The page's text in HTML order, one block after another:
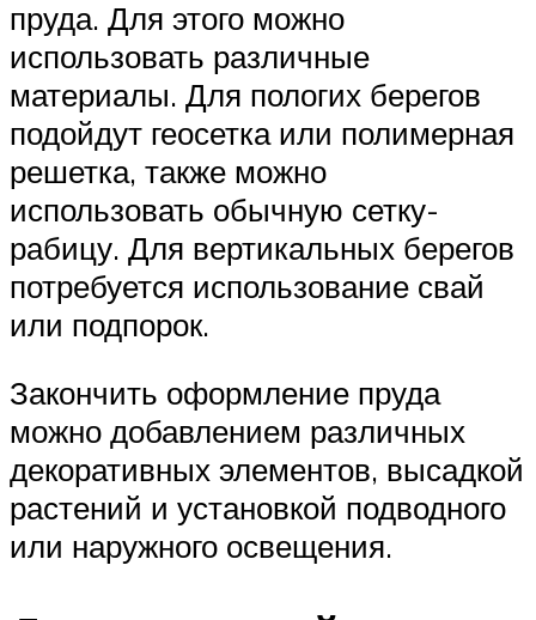
пруда. Для этого можно
использовать различные
материалы. Для пологих берегов
подойдут геосетка или полимерная
решетка, также можно
использовать обычную сетку-
рабицу. Для вертикальных берегов
потребуется использование свай
или подпорок.
Закончить оформление пруда
можно добавлением различных
декоративных элементов, высадкой
растений и установкой подводного
или наружного освещения.